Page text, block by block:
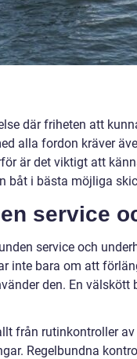
där friheten att
alla fordon kräver
är det viktigt att
båt i bästa möjliga
service
service och
inte bara om att
den. En
från rutinkontroller
Regelbundna